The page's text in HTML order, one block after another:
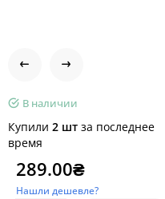
В наличии
Купили 2 шт за последнее
время
289.00₴
Нашли дешевле?